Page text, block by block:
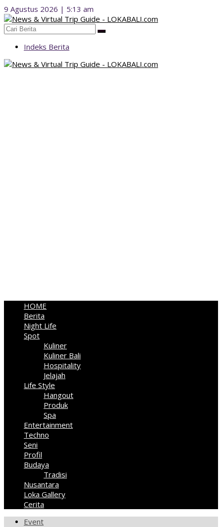
Lewati
ke
konten
9 Agustus 2026 | 5:13 am
Indeks Berita
HOME
Berita
Night Life
Spot
Kuliner
Kuliner Bali
Hospitality
Jelajah
Life Style
Hangout
Produk
Spa
Entertainment
Techno
Seni
Profil
Budaya
Tradisi
Nusantara
Loka Gallery
Cerita
Event